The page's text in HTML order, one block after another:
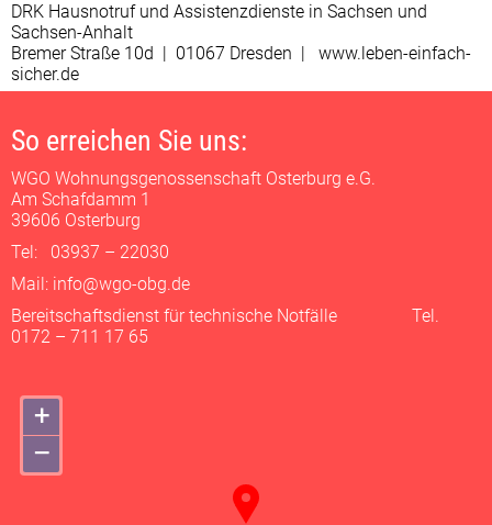
DRK Hausnotruf und Assistenzdienste in Sachsen und
Sachsen-Anhalt
Bremer Straße 10d | 01067 Dresden | www.leben-einfach-
sicher.de
So erreichen Sie uns:
WGO Wohnungsgenossenschaft Osterburg e.G.
Am Schafdamm 1
39606 Osterburg
Tel: 03937 – 22030
Mail: info@wgo-obg.de
Bereitschaftsdienst für technische Notfälle Tel.
0172 – 711 17 65
+
–